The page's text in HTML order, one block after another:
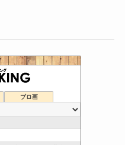
ブロ画
田中屋食品製造部」